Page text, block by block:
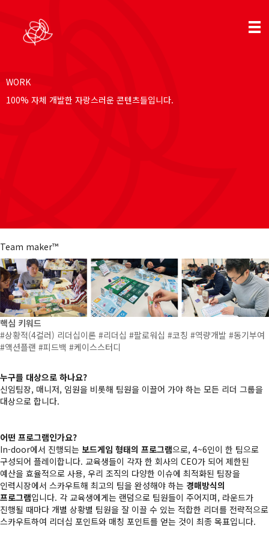
WORK
100% 자체 개발한 자랑스러운 콘텐츠들입니다.
Team maker™
핵심 키워드
#상황적(4컬러) 리더십이론 #리더십 #팔로워십 #코칭 #역량개발 #동기부여
#액션플랜 #피드백 #케이스스터디
누구를 대상으로 하나요?
신임팀장, 매니저, 임원을 비롯해 팀원을 이끌어 가야 하는 모든 리더 그룹을
대상으로 합니다.
어떤 프로그램인가요?
In-door에서 진행되는 보드게임 형태의 프로그램으로, 4~6인이 한 팀으로
구성되어 플레이합니다. 교육생들이 각자 한 회사의 CEO가 되어 제한된
예산을 효율적으로 사용, 우리 조직의 다양한 이슈에 최적화된 팀장을
인력시장에서 스카우트해 최고의 팀을 완성해야 하는 경매방식의
프로그램입니다. 각 교육생에게는 랜덤으로 팀원들이 주어지며, 라운드가
진행될 때마다 개별 상황별 팀원을 잘 이끌 수 있는 적합한 리더를 전략적으로
스카우트하여 리더십 포인트와 매칭 포인트를 얻는 것이 최종 목표입니다.